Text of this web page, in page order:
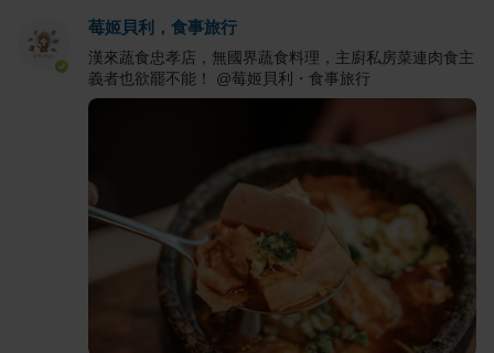
莓姬貝利，食事旅行
漢來蔬食忠孝店，無國界蔬食料理，主廚私房菜連肉食主
義者也欲罷不能！ @莓姬貝利・食事旅行